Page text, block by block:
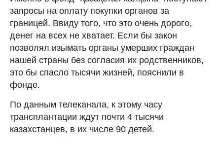
запросы на оплату покупки органов за
границей. Ввиду того, что это очень дорого,
денег на всех не хватает. Если бы закон
позволял изымать органы умерших граждан
нашей страны без согласия их родственников,
это бы спасло тысячи жизней, пояснили в
фонде.
По данным телеканала, к этому часу
трансплантации ждут почти 4 тысячи
казахстанцев, в их числе 90 детей.